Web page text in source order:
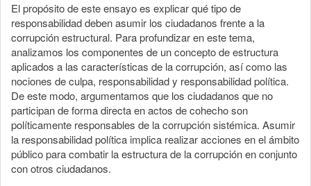
El propósito de este ensayo es explicar qué tipo de
responsabilidad deben asumir los ciudadanos frente a la
corrupción estructural. Para profundizar en este tema,
analizamos los componentes de un concepto de estructura
aplicados a las características de la corrupción, así como las
nociones de culpa, responsabilidad y responsabilidad política.
De este modo, argumentamos que los ciudadanos que no
participan de forma directa en actos de cohecho son
políticamente responsables de la corrupción sistémica. Asumir
la responsabilidad política implica realizar acciones en el ámbito
público para combatir la estructura de la corrupción en conjunto
con otros ciudadanos.